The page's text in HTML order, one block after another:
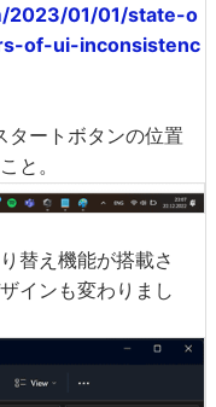
2023/01/01/state-o
of-ui-inconsistenc
タートボタンの位置
と。
替え機能が搭載さ
インも変わりまし